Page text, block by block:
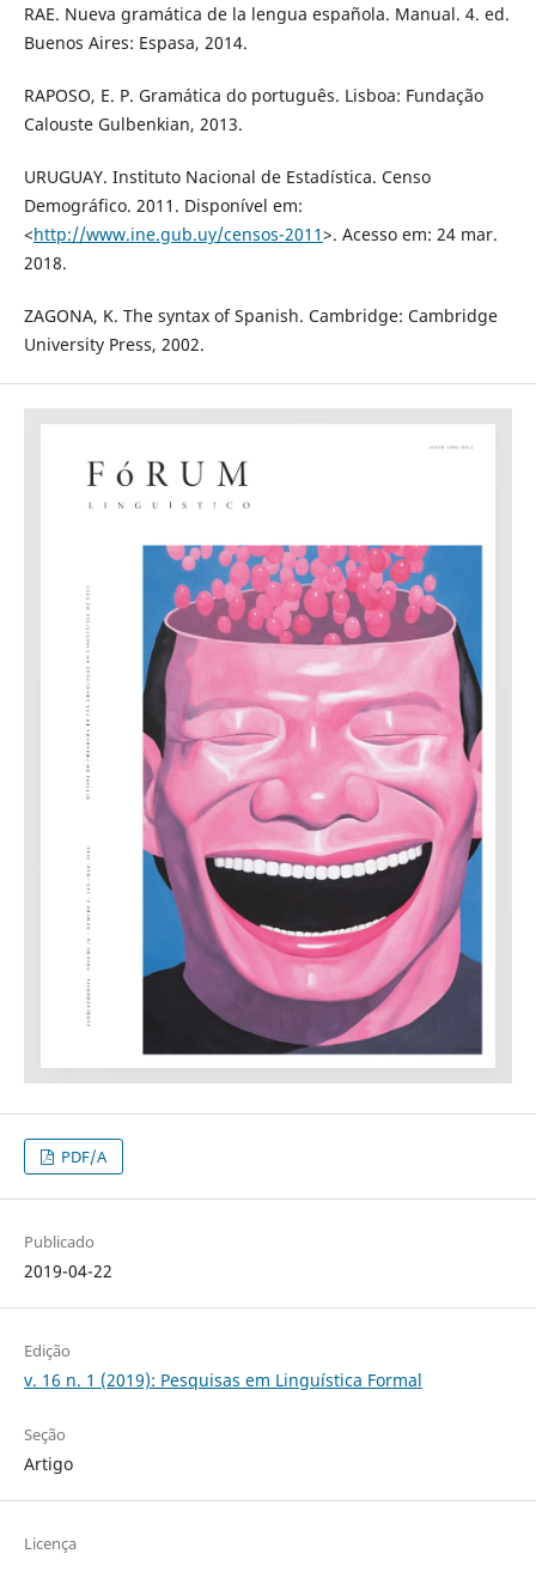
RAE. Nueva gramática de la lengua española. Manual. 4. ed.
Buenos Aires: Espasa, 2014.
RAPOSO, E. P. Gramática do português. Lisboa: Fundação
Calouste Gulbenkian, 2013.
URUGUAY. Instituto Nacional de Estadística. Censo
Demográfico. 2011. Disponível em:
<http://www.ine.gub.uy/censos-2011>. Acesso em: 24 mar.
2018.
ZAGONA, K. The syntax of Spanish. Cambridge: Cambridge
University Press, 2002.
PDF/A
Publicado
2019-04-22
Edição
v. 16 n. 1 (2019): Pesquisas em Linguística Formal
Seção
Artigo
Licença